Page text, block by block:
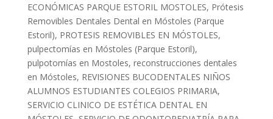
ECONÓMICAS PARQUE ESTORIL MOSTOLES, Prótesis
Removibles Dentales Dental en Móstoles (Parque
Estoril), PROTESIS REMOVIBLES EN MÓSTOLES,
pulpectomías en Móstoles (Parque Estoril),
pulpotomías en Mostoles, reconstrucciones dentales
en Móstoles, REVISIONES BUCODENTALES NIÑOS
ALUMNOS ESTUDIANTES COLEGIOS PRIMARIA,
SERVICIO CLINICO DE ESTÉTICA DENTAL EN